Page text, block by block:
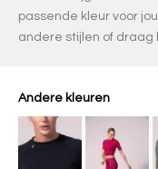
passende kleur voor
andere stijlen of draag
Andere kleuren